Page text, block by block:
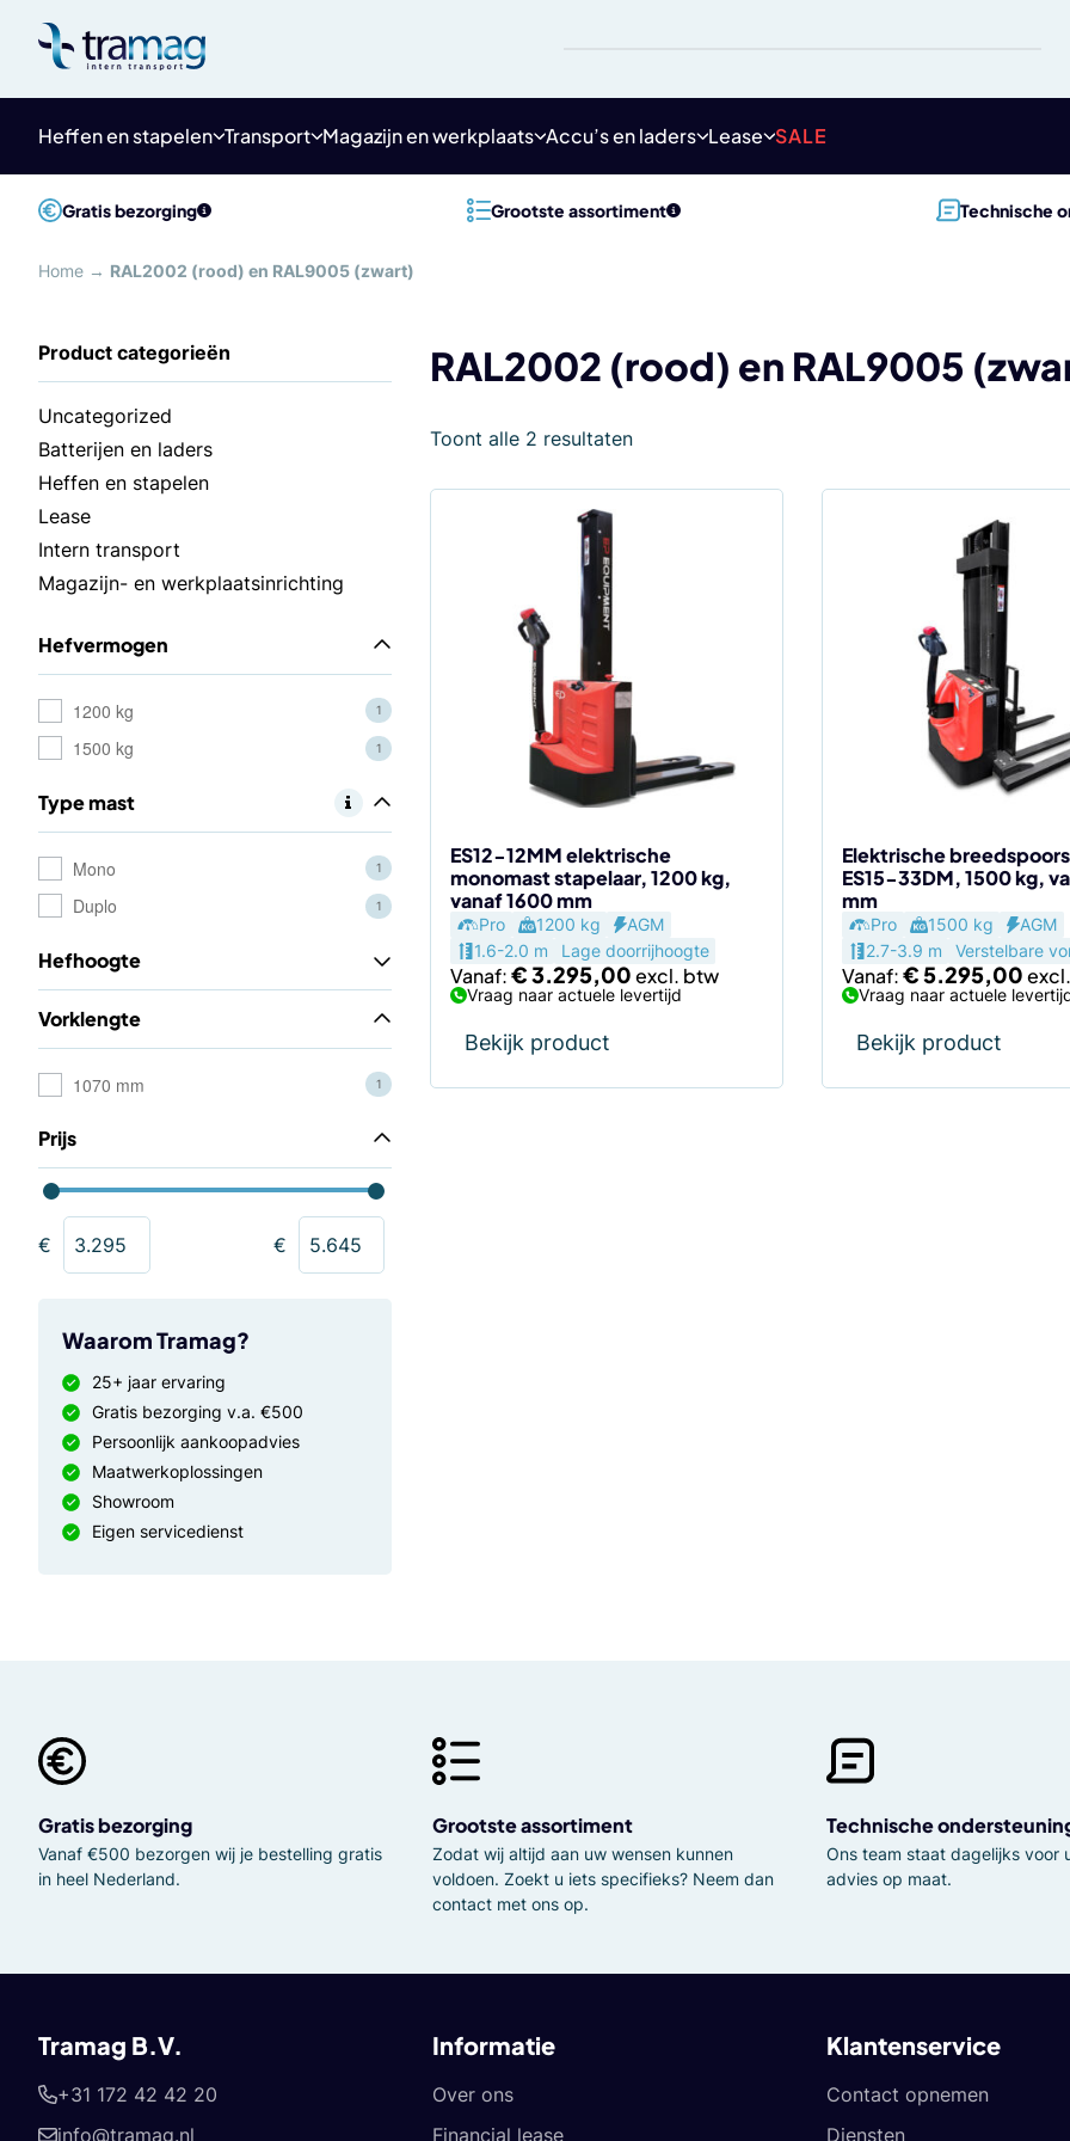
content
Heffen en stapelen Transport Magazijn en werkplaats Accu’s en laders Lease SALE
Gratis bezorging Grootste assortiment Technische
Home → RAL2002 (rood) en RAL9005 (zwart)
RAL2002 (rood) en RAL9005
Uncategorized
Batterijen en laders
Heffen en stapelen
Lease
Intern transport
Magazijn- en werkplaatsinrichting
Hefvermogen
1200 kg 1
1500 kg 1
Type mast
Mono 1
Duplo 1
Hefhoogte
Vorklengte
1070 mm 1
Prijs
€ €
Waarom Tramag?
25+ jaar ervaring
Gratis bezorging v.a. €500
Persoonlijk aankoopadvies
Maatwerkoplossingen
Showroom
Eigen servicedienst
Toont alle 2 resultaten
ES12-12MM elektrische
monomast stapelaar, 1200 kg,
vanaf 1600 mm
Pro 1200 kg
AGM
1.6-2.0 m
Lage doorrijhoogte
Vanaf:€3.295,00
Vraag naar actuele levertijd
Bekijk product
meerdere
de
productpagina
Elektrische
ES15-33DM, 1500 kg,
mm
Pro 1500 kg
AGM
2.7-3.9 m
Verstelbare
Vanaf:€5.295,00
Vraag naar actuele
Bekijk product
meerdere
variaties.
de
productpagina
Gratis bezorging
Vanaf €500 bezorgen wij je bestelling gratis
in heel Nederland.
Grootste assortiment
Zodat wij altijd aan uw wensen kunnen
voldoen. Zoekt u iets specifieks? Neem dan
contact met ons op.
Technische
Ons team staat dagelijks voor
advies op maat.
Tramag B.V.
+31 172 42 42 20
info@tramag.nl
Informatie
Over ons
Financial lease
Klantenservice
Contact opnemen
Diensten